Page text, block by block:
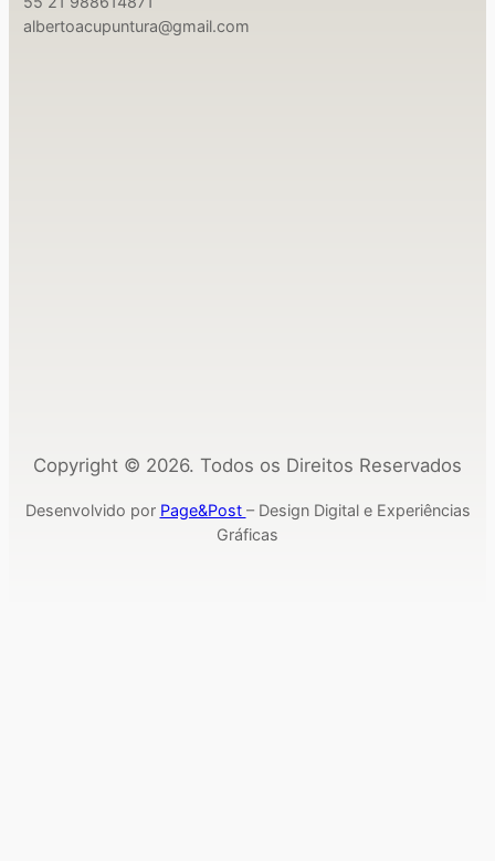
albertoacupuntura@gmail.com
Copyright © 2026. Todos os Direitos Reservados
Desenvolvido por Page&Post – Design Digital e Experiências
Gráficas